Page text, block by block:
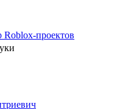
Roblox-проектов